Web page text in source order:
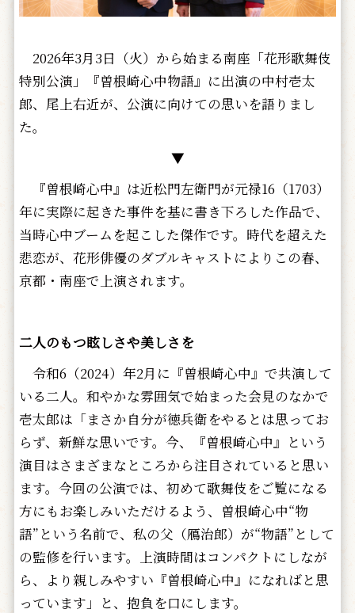
2026年3月3日（火）から始まる南座「花形歌舞伎
特別公演」『曽根崎心中物語』に出演の中村壱太
郎、尾上右近が、公演に向けての思いを語りまし
た。
▼
『曽根崎心中』は近松門左衛門が元禄16（1703）
年に実際に起きた事件を基に書き下ろした作品で、
当時心中ブームを起こした傑作です。時代を超えた
悲恋が、花形俳優のダブルキャストによりこの春、
京都・南座で上演されます。
二人のもつ眩しさや美しさを
令和6（2024）年2月に『曽根崎心中』で共演して
いる二人。和やかな雰囲気で始まった会見のなかで
壱太郎は「まさか自分が徳兵衛をやるとは思ってお
らず、新鮮な思いです。今、『曽根崎心中』という
演目はさまざまなところから注目されていると思い
ます。今回の公演では、初めて歌舞伎をご覧になる
方にもお楽しみいただけるよう、曽根崎心中“物
語”という名前で、私の父（鴈治郎）が“物語”として
の監修を行います。上演時間はコンパクトにしなが
ら、より親しみやすい『曽根崎心中』になればと思
っています」と、抱負を口にします。